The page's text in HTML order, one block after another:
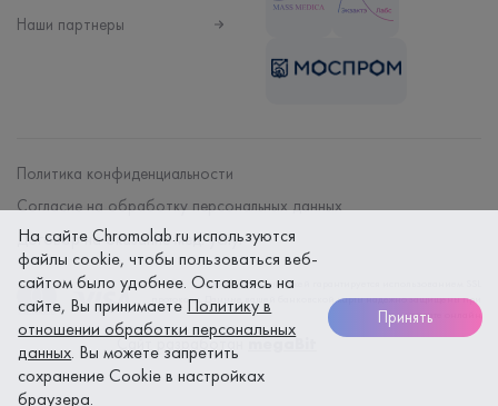
Наши партнеры
Политика конфиденциальности
Согласие на обработку персональных данных
Договор на оказание мед. услуг
Безопасность платежей гарантируется использованием SSL
протокола. Данные вашей банковской карты надежно защищены при
оплате онлайн
Сайт разработанmegaBit
На сайте Chromolab.ru используются
файлы cookie, чтобы пользоваться веб-
сайтом было удобнее. Оставаясь на
сайте, Вы принимаете Политику в
отношении обработки персональных
данных. Вы можете запретить
сохранение Cookie в настройках
браузера.
Принять